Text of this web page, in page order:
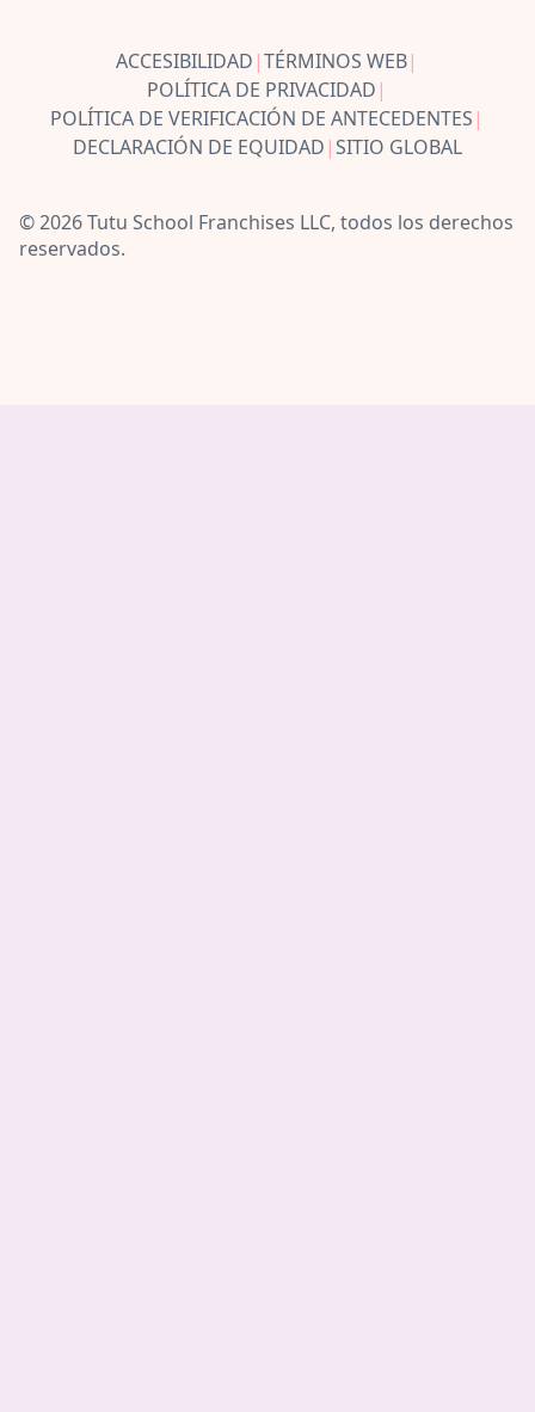
ACCESIBILIDAD |TÉRMINOS WEB|
POLÍTICA DE PRIVACIDAD |
POLÍTICA DE VERIFICACIÓN DE ANTECEDENTES |
DECLARACIÓN DE EQUIDAD |SITIO GLOBAL
© 2026 Tutu School Franchises LLC, todos los derechos
reservados.